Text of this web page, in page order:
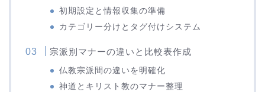
初期設定と情報収集の準備
カテゴリー分けとタグ付けシステム
宗派別マナーの違いと比較表作成
仏教宗派間の違いを明確化
神道とキリスト教のマナー整理